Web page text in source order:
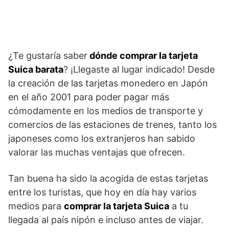
¿Te gustaría saberdónde comprar la tarjeta
Suica barata? ¡Llegaste al lugar indicado! Desde
la creación de las tarjetas monedero en Japón
en el año 2001 para poder pagar más
cómodamente en los medios de transporte y
comercios de las estaciones de trenes, tanto los
japoneses como los extranjeros han sabido
valorar las muchas ventajas que ofrecen.
Tan buena ha sido la acogida de estas tarjetas
entre los turistas, que hoy en día hay varios
medios para comprar la tarjeta Suica a tu
llegada al país nipón e incluso antes de viajar.